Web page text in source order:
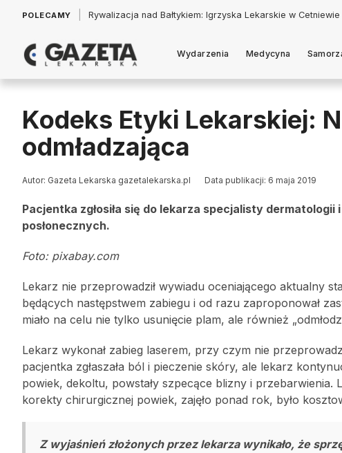
POLECAMY Łukasz Jankowski: Politycy w pogoni za króliczkiem
Wydarzenia Medycyna
Kodeks Etyki Lekarskiej:
odmładzająca
Autor: Gazeta Lekarska gazetalekarska.pl Data publikacji: 6 maja 2019
Pacjentka zgłosiła się do lekarza specjalisty
posłonecznych.
Foto: pixabay.com
Lekarz nie przeprowadził wywiadu oceniającego aktualny
będących następstwem zabiegu i od razu zaproponował
miało na celu nie tylko usunięcie plam, ale również
Lekarz wykonał zabieg laserem, przy czym nie
pacjentka zgłaszała ból i pieczenie skóry, ale lekarz
powiek, dekoltu, powstały szpecące blizny i
korekty chirurgicznej powiek, zajęło ponad rok, było
Z wyjaśnień złożonych przez lekarza wynikało, że